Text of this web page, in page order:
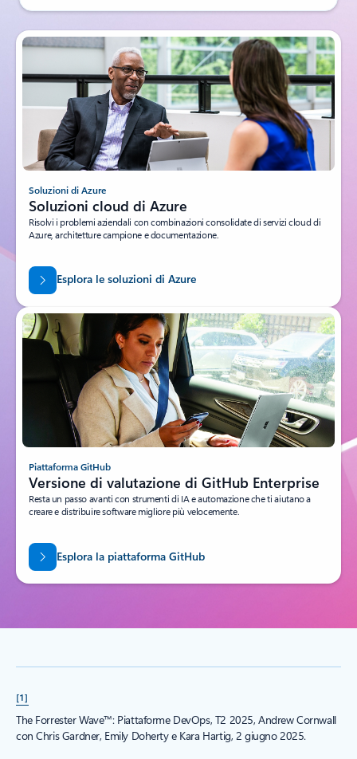
Soluzioni di Azure
Soluzioni cloud di Azure
Risolvi i problemi aziendali con combinazioni consolidate di servizi cloud di
Azure, architetture campione e documentazione.
Esplora le soluzioni di Azure
Piattaforma GitHub
Versione di valutazione di GitHub Enterprise
Resta un passo avanti con strumenti di IA e automazione che ti aiutano a
creare e distribuire software migliore più velocemente.
Esplora la piattaforma GitHub
[1]
The Forrester Wave™: Piattaforme DevOps, T2 2025, Andrew Cornwall
con Chris Gardner, Emily Doherty e Kara Hartig, 2 giugno 2025.